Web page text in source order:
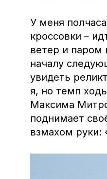
У меня
кроссовки –
ветер и паром
началу
увидеть
я, но темп
Максима
поднимает
взмахом руки: